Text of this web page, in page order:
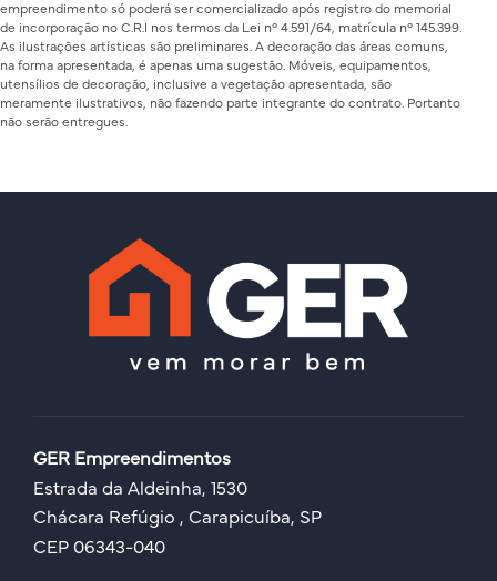
empreendimento só poderá ser comercializado após registro do memorial
de incorporação no C.R.I nos termos da Lei n° 4.591/64, matrícula n° 145.399.
As ilustrações artísticas são preliminares. A decoração das áreas comuns,
na forma apresentada, é apenas uma sugestão. Móveis, equipamentos,
utensílios de decoração, inclusive a vegetação apresentada, são
meramente ilustrativos, não fazendo parte integrante do contrato. Portanto
não serão entregues.
GER Empreendimentos
Estrada da Aldeinha, 1530
Chácara Refúgio , Carapicuíba, SP
CEP 06343-040